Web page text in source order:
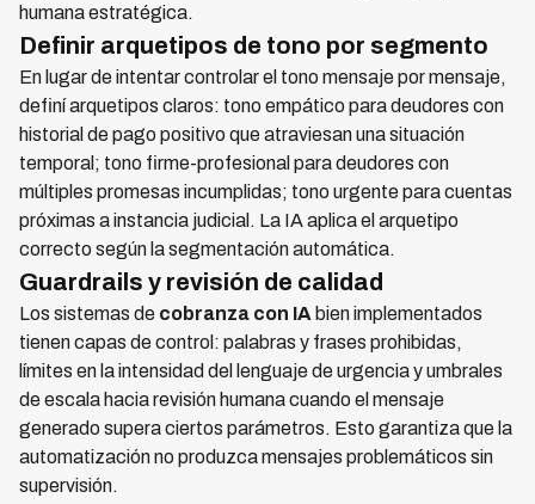
humana estratégica.
Definir arquetipos de tono por segmento
En lugar de intentar controlar el tono mensaje por mensaje,
definí arquetipos claros: tono empático para deudores con
historial de pago positivo que atraviesan una situación
temporal; tono firme-profesional para deudores con
múltiples promesas incumplidas; tono urgente para cuentas
próximas a instancia judicial. La IA aplica el arquetipo
correcto según la segmentación automática.
Guardrails y revisión de calidad
Los sistemas de cobranza con IA bien implementados
tienen capas de control: palabras y frases prohibidas,
límites en la intensidad del lenguaje de urgencia y umbrales
de escala hacia revisión humana cuando el mensaje
generado supera ciertos parámetros. Esto garantiza que la
automatización no produzca mensajes problemáticos sin
supervisión.